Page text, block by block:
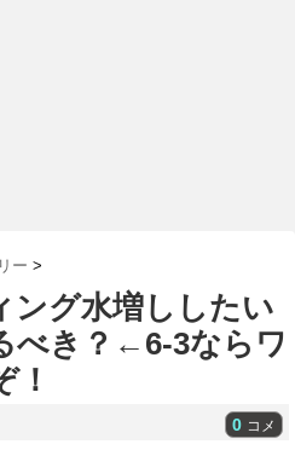
ー >
ング水増ししたい
べき？←6-3ならワ
！
0 コメ